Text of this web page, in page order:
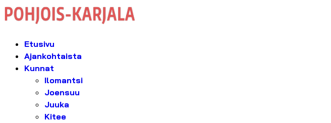
Etusivu
Ajankohtaista
Kunnat
Ilomantsi
Joensuu
Juuka
Kitee